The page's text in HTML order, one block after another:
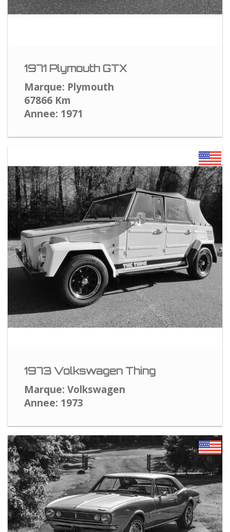
1971 Plymouth GTX
Marque: Plymouth
67866 Km
Annee: 1971
1973 Volkswagen Thing
Marque: Volkswagen
Annee: 1973